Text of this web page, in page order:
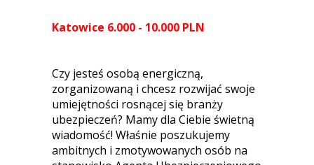
Katowice 6.000 - 10.000 PLN
Czy jesteś osobą energiczną,
zorganizowaną i chcesz rozwijać swoje
umiejętności rosnącej się branży
ubezpieczeń? Mamy dla Ciebie świetną
wiadomość! Właśnie poszukujemy
ambitnych i zmotywowanych osób na